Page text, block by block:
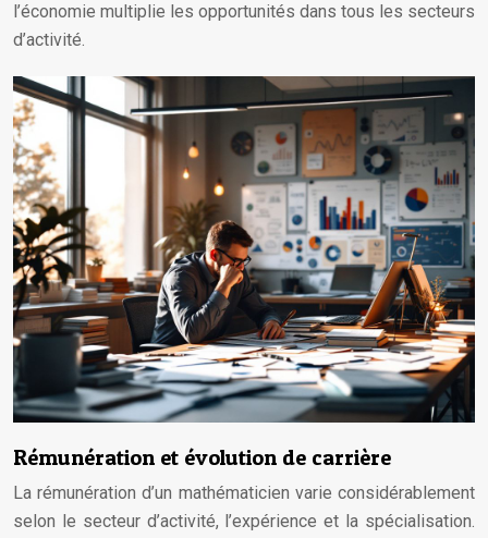
l’économie multiplie les opportunités dans tous les secteurs
d’activité.
Rémunération et évolution de carrière
La rémunération d’un mathématicien varie considérablement
selon le secteur d’activité, l’expérience et la spécialisation.